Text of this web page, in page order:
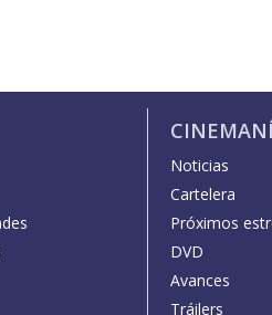
Noticias
Cartelera
Próximos
DVD
Avances
Tráilers